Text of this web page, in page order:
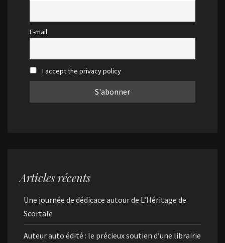
E-mail
I accept the privacy policy
Articles récents
Une journée de dédicace autour de L’Héritage de
Scortale
Auteur auto édité : le précieux soutien d’une librairie